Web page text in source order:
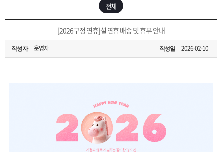
노
객
마
[ios앱 오픈]아이폰 고객 앱설치 가능합니다.
[무인택배함 이용 안내] 집 밖에 주소로 택배 받기
입금확인이 안되는 상황을 대비해 꼭 입금후 고객센터 연락바랍니다.
전체
[2026구정 연휴]설 연휴 배송 및 휴무 안내
작성자 운영자 작성일 2026-02-10